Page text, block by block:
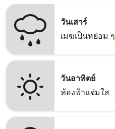
วันเสาร์
เมฆเป็นหย่อม ๆ
วันอาทิตย์
ท้องฟ้าแจ่มใส